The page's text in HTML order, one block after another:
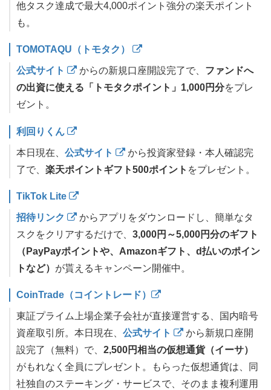
他タスク達成で最大4,000ポイント強分の楽天ポイント
も。
TOMOTAQU（トモタク）
公式サイト からの新規口座開設完了で、 ファンドへ
の出資に使える「トモタクポイント」1,000円分をプレ
ゼント。
利回りくん
本日現在、 公式サイト
から投資家登録・本人確認完
了で、 楽天ポイントギフト500ポイント をプレゼント。
TikTok Lite
招待リンク
からアプリをダウンロードし、簡単なタ
スクをクリアするだけで、 3,000円～5,000円分のギフト
（PayPayポイントや、Amazonギフト、d払いのポイン
トなど） が貰えるキャンペーン開催中。
CoinTrade（コイントレード）
東証プライム上場企業子会社が直接運営する、国内暗号
資産取引所。本日現在、 公式サイト
から新規口座開
設完了（無料）で、 2,500円相当の仮想通貨（イーサ）
がもれなく全員にプレゼント。もらった仮想通貨は、同
社独自のステーキング・サービスで、そのまま複利運用